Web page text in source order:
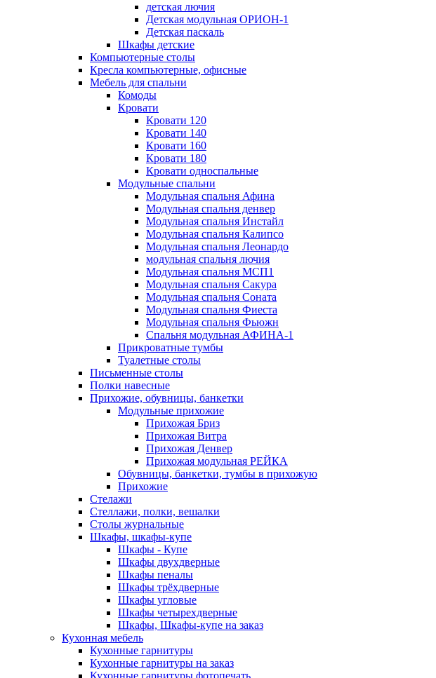
детская лючия
Детская модульная ОРИОН-1
Детская паскаль
Шкафы детские
Компьютерные столы
Кресла компьютерные, офисные
Мебель для спальни
Комоды
Кровати
Кровати 120
Кровати 140
Кровати 160
Кровати 180
Кровати односпальные
Модульные спальни
Модульная спальня Афина
Модульная спальня денвер
Модульная спальня Инстайл
Модульная спальня Калипсо
Модульная спальня Леонардо
модульная спальня лючия
Модульная спальня МСП1
Модульная спальня Сакура
Модульная спальня Соната
Модульная спальня Фиеста
Модульная спальня Фьюжн
Спальня модульная АФИНА-1
Прикроватные тумбы
Туалетные столы
Письменные столы
Полки навесные
Прихожие, обувницы, банкетки
Модульные прихожие
Прихожая Бриз
Прихожая Витра
Прихожая Денвер
Прихожая модульная РЕЙКА
Обувницы, банкетки, тумбы в прихожую
Прихожие
Стелажи
Стеллажи, полки, вешалки
Столы журнальные
Шкафы, шкафы-купе
Шкафы - Купе
Шкафы двухдверные
Шкафы пеналы
Шкафы трёхдверные
Шкафы угловые
Шкафы четырехдверные
Шкафы, Шкафы-купе на заказ
Кухонная мебель
Кухонные гарнитуры
Кухонные гарнитуры на заказ